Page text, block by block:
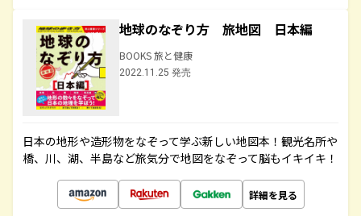
地球のなぞり方 旅地図 日本編
BOOKS 旅と健康
2022.11.25 発売
日本の地形や造形物をなぞって学ぶ新しい地図本！観光名所や
橋、川、湖、半島など旅気分で地図をなぞって脳もイキイキ！
詳細を見る